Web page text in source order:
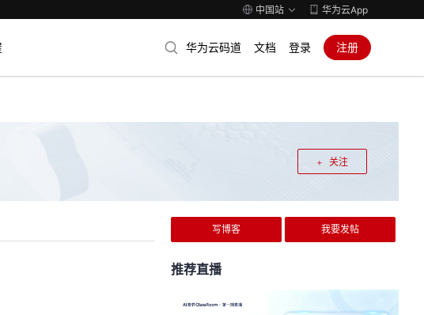
中国站 华为云App
华为云码道 文档 登录 注册
关注
写博客 我要发帖
推荐直播